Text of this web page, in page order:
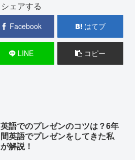
シェアする
Facebook はてブ
LINE コピー
英語でのプレゼンのコツは？6年
間英語でプレゼンをしてきた私
が解説！